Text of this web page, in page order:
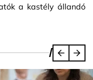
a kastély állandó
/